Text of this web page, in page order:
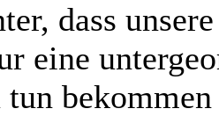
dass
eine